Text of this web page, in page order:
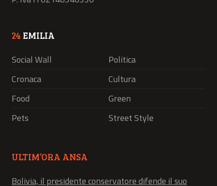
24 EMILIA
Social Wall
Politica
Cronaca
Cultura
Food
Green
Pets
Street Style
ULTIM’ORA ANSA
Bolivia, il presidente conservatore difende il suo